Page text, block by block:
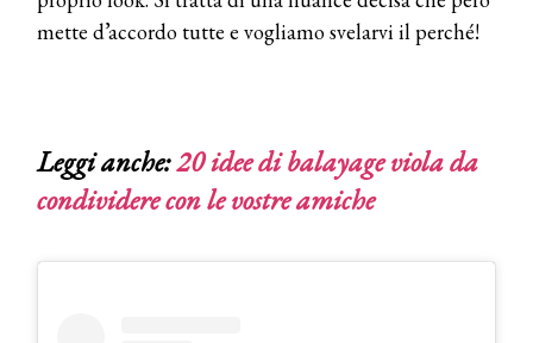
mette d’accordo tutte e vogliamo svelarvi il perché!
Leggi anche:20 idee di balayage viola da
condividere con le vostre amiche